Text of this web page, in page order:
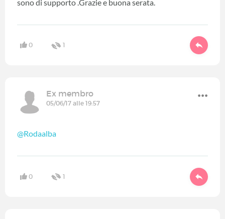
sono di supporto .Grazie e buona serata.
0 1
Ex membro
05/06/17 alle 19:57
@Rodaalba
0 1